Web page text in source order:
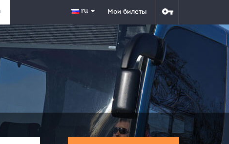
ru Мои билеты